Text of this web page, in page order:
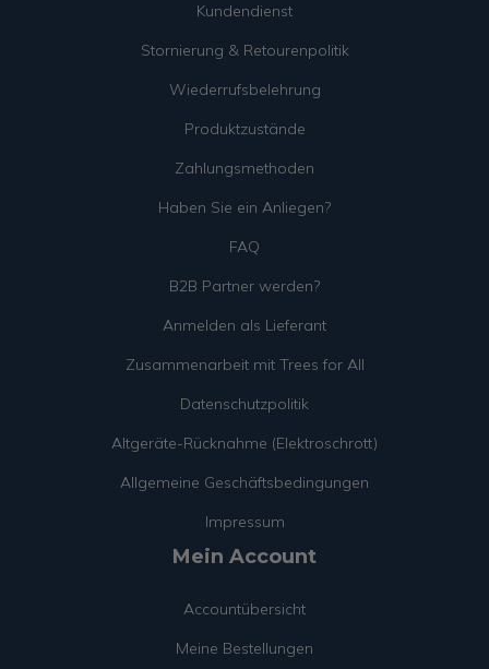
Kundendienst
Stornierung & Retourenpolitik
Wiederrufsbelehrung
Produktzustände
Zahlungsmethoden
Haben Sie ein Anliegen?
FAQ
B2B Partner werden?
Anmelden als Lieferant
Zusammenarbeit mit Trees for All
Datenschutzpolitik
Altgeräte-Rücknahme (Elektroschrott)
Allgemeine Geschäftsbedingungen
Impressum
Mein Account
Accountübersicht
Meine Bestellungen